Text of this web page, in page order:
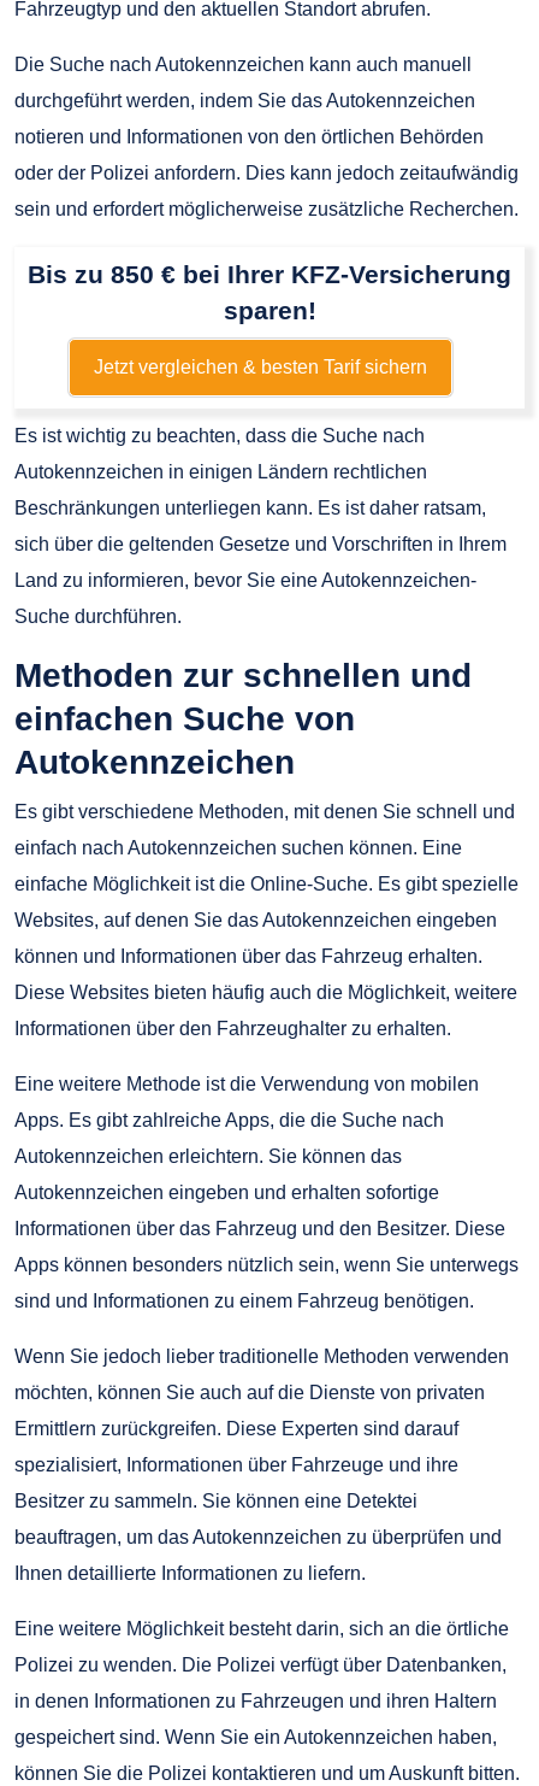
Fahrzeugtyp und den aktuellen Standort abrufen.
Die Suche nach Autokennzeichen kann auch manuell
durchgeführt werden, indem Sie das Autokennzeichen
notieren und Informationen von den örtlichen Behörden
oder der Polizei anfordern. Dies kann jedoch zeitaufwändig
sein und erfordert möglicherweise zusätzliche Recherchen.
Bis zu 850 € bei Ihrer KFZ-Versicherung
sparen!
Jetzt vergleichen & besten Tarif sichern
Es ist wichtig zu beachten, dass die Suche nach
Autokennzeichen in einigen Ländern rechtlichen
Beschränkungen unterliegen kann. Es ist daher ratsam,
sich über die geltenden Gesetze und Vorschriften in Ihrem
Land zu informieren, bevor Sie eine Autokennzeichen-
Suche durchführen.
Methoden zur schnellen und
einfachen Suche von
Autokennzeichen
Es gibt verschiedene Methoden, mit denen Sie schnell und
einfach nach Autokennzeichen suchen können. Eine
einfache Möglichkeit ist die Online-Suche. Es gibt spezielle
Websites, auf denen Sie das Autokennzeichen eingeben
können und Informationen über das Fahrzeug erhalten.
Diese Websites bieten häufig auch die Möglichkeit, weitere
Informationen über den Fahrzeughalter zu erhalten.
Eine weitere Methode ist die Verwendung von mobilen
Apps. Es gibt zahlreiche Apps, die die Suche nach
Autokennzeichen erleichtern. Sie können das
Autokennzeichen eingeben und erhalten sofortige
Informationen über das Fahrzeug und den Besitzer. Diese
Apps können besonders nützlich sein, wenn Sie unterwegs
sind und Informationen zu einem Fahrzeug benötigen.
Wenn Sie jedoch lieber traditionelle Methoden verwenden
möchten, können Sie auch auf die Dienste von privaten
Ermittlern zurückgreifen. Diese Experten sind darauf
spezialisiert, Informationen über Fahrzeuge und ihre
Besitzer zu sammeln. Sie können eine Detektei
beauftragen, um das Autokennzeichen zu überprüfen und
Ihnen detaillierte Informationen zu liefern.
Eine weitere Möglichkeit besteht darin, sich an die örtliche
Polizei zu wenden. Die Polizei verfügt über Datenbanken,
in denen Informationen zu Fahrzeugen und ihren Haltern
gespeichert sind. Wenn Sie ein Autokennzeichen haben,
können Sie die Polizei kontaktieren und um Auskunft bitten.